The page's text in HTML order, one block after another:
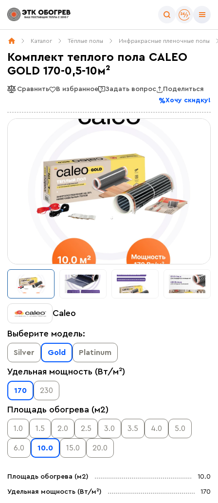
Каталог Тёплые полы Инфракрасные пленочные полы
Комплект теплого пола CALEO
GOLD 170-0,5-10м²
Сравнить В избранное Задать вопрос
Поделиться
Хочу скидку!
Caleo
Выберите модель:
Silver Gold Platinum
Удельная мощность (Вт/м²)
170 230
Площадь обогрева (м2)
1.0 1.5 2.0 2.5 3.0 3.5 4.0 5.0
6.0 10.0 15.0 20.0
Площадь обогрева (м2) 10.0
Удельная мощность (Вт/м²) 170